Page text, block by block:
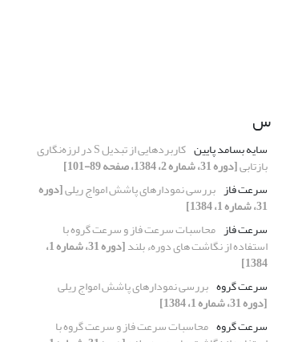
س
سایه بسامد پایین کاربردهایی از تبدیل S در لرزه‌نگاری
بازتابی[دوره 31، شماره 2، 1384، صفحه 89-101]
سرعت فاز بررسی نمودارهای پاشش امواج ریلی[دوره
31، شماره 1، 1384]
سرعت فاز محاسبات سرعت فاز و سرعت گروه با
استفاده از نگاشت های دورهء بلند [دوره 31، شماره 1،
1384]
سرعت گروه بررسی نمودارهای پاشش امواج ریلی
[دوره 31، شماره 1، 1384]
سرعت گروه محاسبات سرعت فاز و سرعت گروه با